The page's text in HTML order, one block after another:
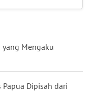
yang Mengaku
Dipisah dari